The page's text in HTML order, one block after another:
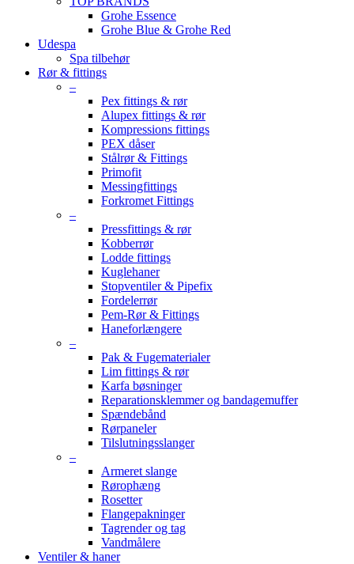
Grohe Essence
Grohe Blue & Grohe Red
Udespa
Spa tilbehør
Rør & fittings
–
Pex fittings & rør
Alupex fittings & rør
Kompressions fittings
PEX dåser
Stålrør & Fittings
Primofit
Messingfittings
Forkromet Fittings
–
Pressfittings & rør
Kobberrør
Lodde fittings
Kuglehaner
Stopventiler & Pipefix
Fordelerrør
Pem-Rør & Fittings
Haneforlængere
–
Pak & Fugematerialer
Lim fittings & rør
Karfa bøsninger
Reparationsklemmer og bandagemuffer
Spændebånd
Rørpaneler
Tilslutningsslanger
–
Armeret slange
Rørophæng
Rosetter
Flangepakninger
Tagrender og tag
Vandmålere
Ventiler & haner